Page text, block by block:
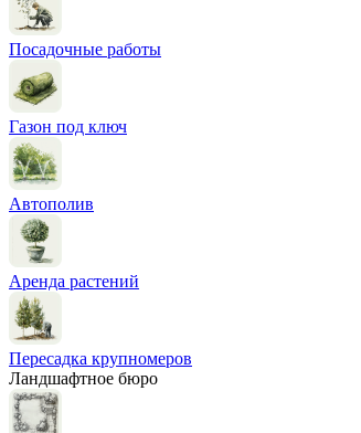
Посадочные работы
Газон под ключ
Автополив
Аренда растений
Пересадка крупномеров
Ландшафтное бюро